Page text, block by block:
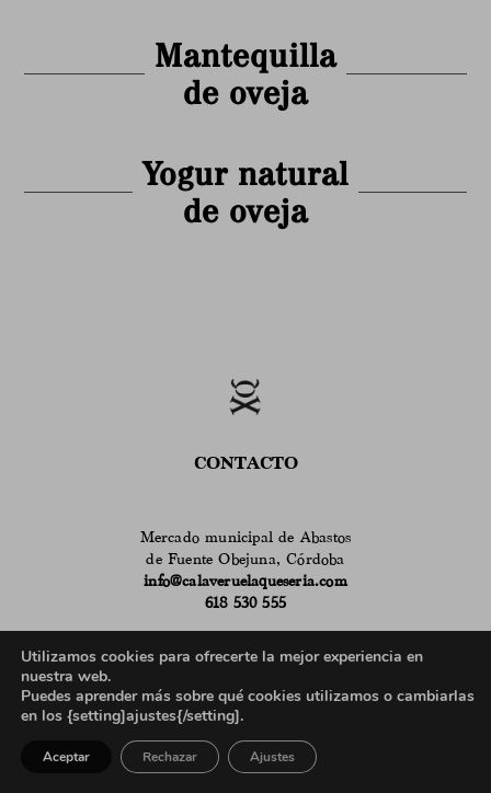
Mantequilla
de oveja
Yogur natural
de oveja
CONTACTO
Mercado municipal de Abastos
de Fuente Obejuna, Córdoba
info@calaveruelaqueseria.com
618 530 555
9 a 14h de martes a sábado
en verano
de 9 a 14h de lunes a sábado
635 962 100
Horario de atención telefónica para profesionales:
9 a 13h de lunes a viernes
Utilizamos cookies para ofrecerte la mejor experiencia en
nuestra web.
Puedes aprender más sobre qué cookies utilizamos o cambiarlas
en los {setting]ajustes{/setting].
Aceptar Rechazar Ajustes